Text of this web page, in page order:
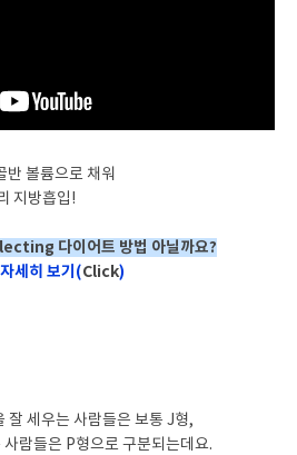
반 볼륨으로 채워
지방흡입!
다이어트 방법 아닐까요?
세히 보기(Click)
잘 세우는 사람들은 보통 J형,
람들은 P형으로 구분되는데요.